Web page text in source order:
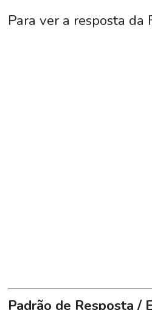
Para ver a resposta da
Padrão de Resposta /